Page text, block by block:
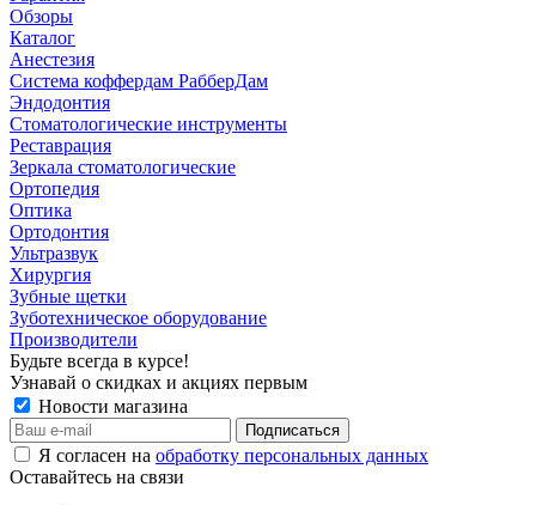
Обзоры
Каталог
Анестезия
Система коффердам РабберДам
Эндодонтия
Стоматологические инструменты
Реставрация
Зеркала стоматологические
Ортопедия
Оптика
Ортодонтия
Ультразвук
Хирургия
Зубные щетки
Зуботехническое оборудование
Производители
Будьте всегда в курсе!
Узнавай о скидках и акциях первым
Новости магазина
Я согласен на обработку персональных данных
Оставайтесь на связи